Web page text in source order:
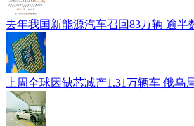
去年我国新能源汽车召回83万辆 逾半
上周全球因缺芯减产1.31万辆车 俄乌